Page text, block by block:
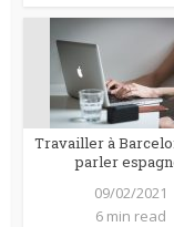
Travailler à
parler
09/02/2021
6 min read